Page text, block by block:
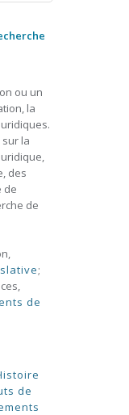
ou un
la
la
des
de
de
;
de
de